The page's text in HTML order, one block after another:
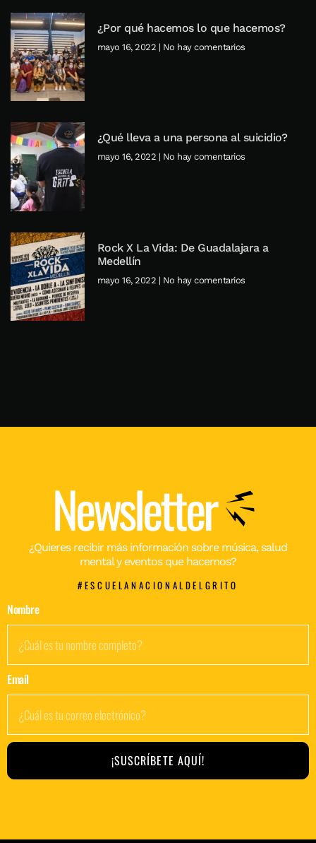
¿Por qué hacemos lo que hacemos?
mayo 16, 2022 No hay comentarios
¿Qué lleva a una persona al suicidio?
mayo 16, 2022 No hay comentarios
Rock X La Vida: De Guadalajara a
Medellín
mayo 16, 2022 No hay comentarios
Newsletter
¿Quieres recibir más información sobre música, salud
mental y eventos que hacemos?
#ESCUELANACIONALDELGRITO
Nombre
Email
¡SUSCRÍBETE AQUÍ!